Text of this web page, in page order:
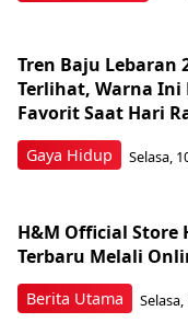
Gaya Hidup
Tren Baju Lebaran
Terlihat, Warna Ini
Favorit Saat Hari
Selasa,
Berita Utama
H&M Official Store
Terbaru Melali